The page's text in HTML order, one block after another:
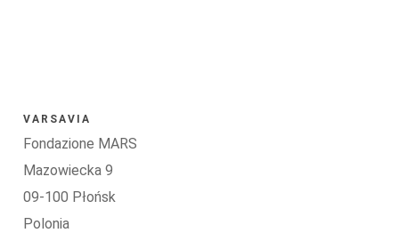
VARSAVIA
Fondazione MARS
Mazowiecka 9
09-100 Płońsk
Polonia